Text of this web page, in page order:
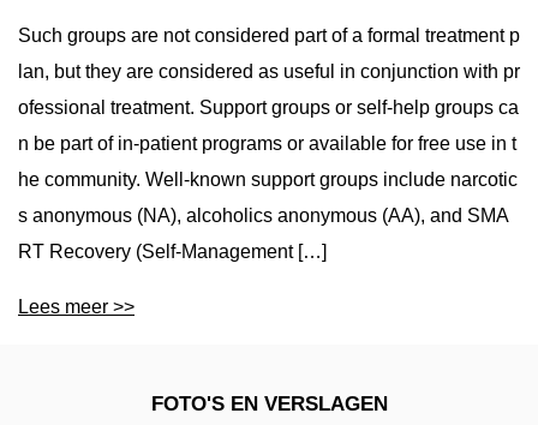
Such groups are not considered part of a formal treatment p
lan, but they are considered as useful in conjunction with pr
ofessional treatment. Support groups or self-help groups ca
n be part of in-patient programs or available for free use in t
he community. Well-known support groups include narcotic
s anonymous (NA), alcoholics anonymous (AA), and SMA
RT Recovery (Self-Management […]
Lees meer >>
FOTO'S EN VERSLAGEN